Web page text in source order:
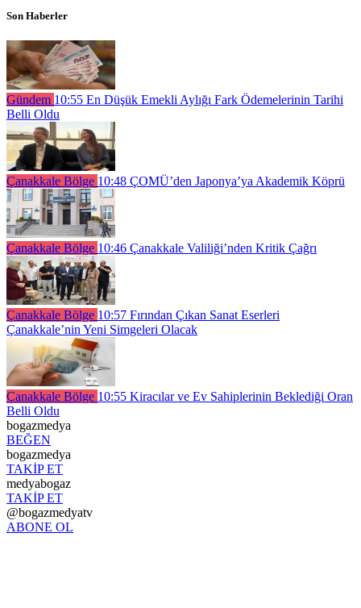
Son Haberler
Gündem 10:55 En Düşük Emekli Aylığı Fark Ödemelerinin Tarihi
Belli Oldu
Çanakkale Bölge 10:48 ÇOMÜ’den Japonya’ya Akademik Köprü
Çanakkale Bölge 10:46 Çanakkale Valiliği’nden Kritik Çağrı
Çanakkale Bölge 10:57 Fırından Çıkan Sanat Eserleri
Çanakkale’nin Yeni Simgeleri Olacak
Çanakkale Bölge 10:55 Kiracılar ve Ev Sahiplerinin Beklediği Oran
Belli Oldu
bogazmedya
BEĞEN
bogazmedya
TAKİP ET
medyabogaz
TAKİP ET
@bogazmedyatv
ABONE OL